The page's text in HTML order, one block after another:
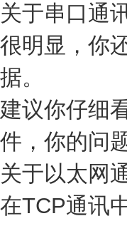
关于串口通
很明显，你
据。
建议你仔细
件，你的问
关于以太网
在TCP通讯